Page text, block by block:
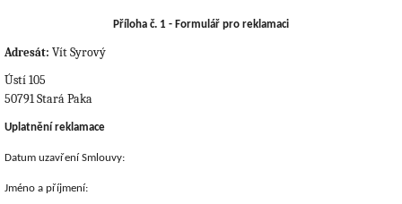
Příloha č. 1 - Formulář pro reklamaci
Adresát: Vít Syrový
Ústí 105
50791 Stará Paka
Uplatnění reklamace
Datum uzavření Smlouvy:
Jméno a příjmení: